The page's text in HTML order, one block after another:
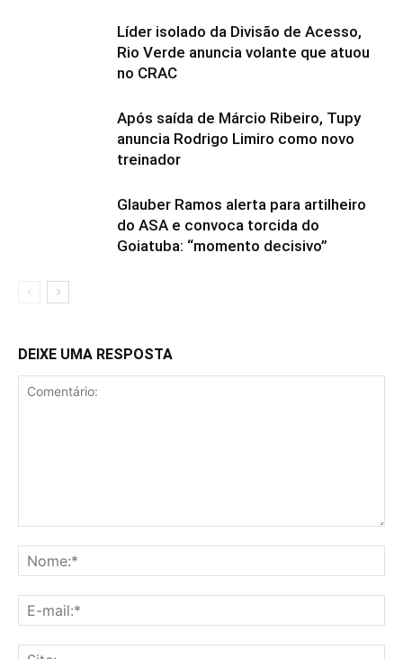
Líder isolado da Divisão de Acesso,
Rio Verde anuncia volante que atuou
no CRAC
Após saída de Márcio Ribeiro, Tupy
anuncia Rodrigo Limiro como novo
treinador
Glauber Ramos alerta para artilheiro
do ASA e convoca torcida do
Goiatuba: “momento decisivo”
DEIXE UMA RESPOSTA